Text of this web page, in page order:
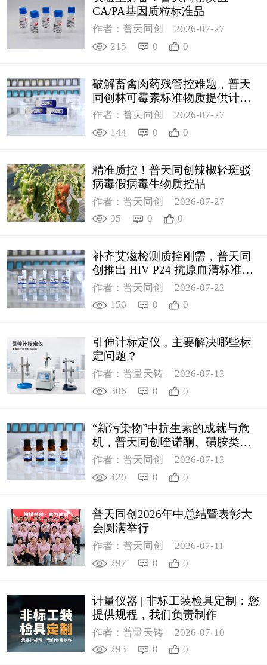
CA/PA基因质粒标准品
作者：普天同创
2026-07-27
215
0 0
破解畜禽肉药残管控难题，普天
同创林可霉素标准物质提供计量
支撑
作者：普天同创
2026-07-27
144
0 0
精准质控！普天同创辣椒轻斑驳
病毒假病毒生物质控品
作者：普天同创
2026-07-27
95
0 0
补齐艾滋检测质控刚需，普天同
创推出 HIV P24 抗原血清标准物
质
作者：普天同创
2026-07-22
156
0 0
引伸计标定仪，主要解决哪些标
定问题？
作者：普量天铸
2026-07-13
306
0 0
“新污染物”中抗生素的成就与危
机，普天同创喹诺酮、磺胺类质
控新品筑牢环境安全防线
作者：普天同创
2026-07-13
420
0 0
普天同创2026年中总结暨表彰大
会圆满举行
作者：普天同创
2026-07-11
297
0 0
计量仪器 | 非标工装检具定制：您
提供规程，我们负责制作
作者：普量天铸
2026-07-10
293
0 0